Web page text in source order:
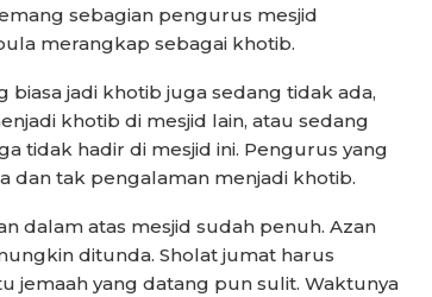
sebagian pengurus mesjid
merangkap sebagai khotib.
biasa jadi khotib juga sedang tidak ada,
khotib di mesjid lain, atau sedang
tidak hadir di mesjid ini. Pengurus yang
dan tak pengalaman menjadi khotib.
dalam atas mesjid sudah penuh. Azan
ditunda. Sholat jumat harus
jemaah yang datang pun sulit. Waktunya